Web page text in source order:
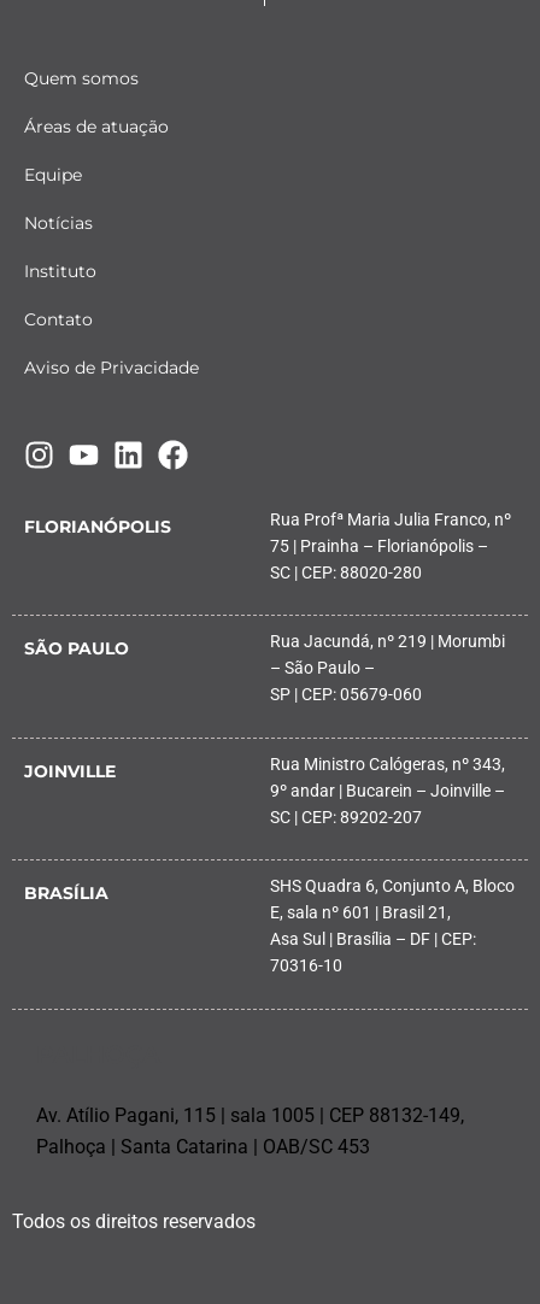
Quem somos
Áreas de atuação
Equipe
Notícias
Instituto
Contato
Aviso de Privacidade
FLORIANÓPOLIS
Rua Profª Maria Julia Franco, nº
75 | Prainha – Florianópolis –
SC | CEP: 88020-280
SÃO PAULO
Rua Jacundá, nº 219 | Morumbi
– São Paulo –
SP | CEP: 05679-060
JOINVILLE
Rua Ministro Calógeras, nº 343,
9º andar | Bucarein – Joinville –
SC | CEP: 89202-207
BRASÍLIA
SHS Quadra 6, Conjunto A, Bloco
E, sala nº 601 | Brasil 21,
Asa Sul | Brasília – DF | CEP:
70316-10
Av. Atílio Pagani, 115 | sala 1005 | CEP 88132-149,
Palhoça | Santa Catarina | OAB/SC 453
Todos os direitos reservados